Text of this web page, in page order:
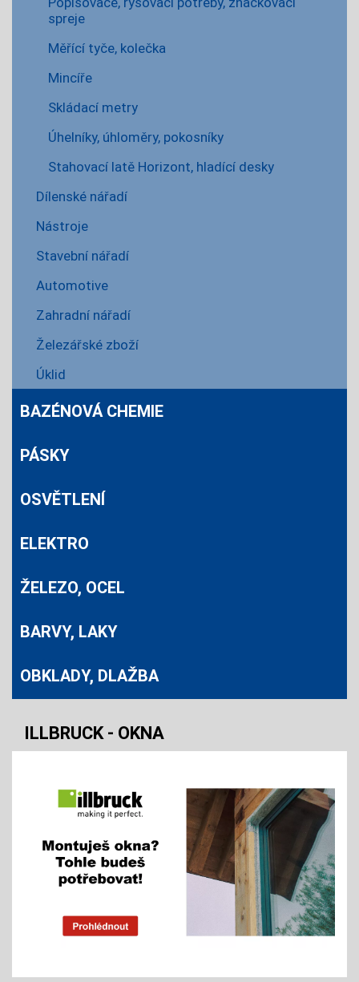
spreje
Měřící tyče, kolečka
Mincíře
Skládací metry
Úhelníky, úhloměry, pokosníky
Stahovací latě Horizont, hladící desky
Dílenské nářadí
Nástroje
Stavební nářadí
Automotive
Zahradní nářadí
Železářské zboží
Úklid
BAZÉNOVÁ CHEMIE
PÁSKY
OSVĚTLENÍ
ELEKTRO
ŽELEZO, OCEL
BARVY, LAKY
OBKLADY, DLAŽBA
ILLBRUCK - OKNA